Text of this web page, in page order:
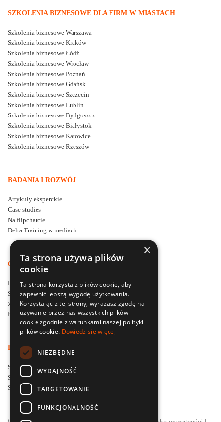
SZKOLENIA BIZNESOWE DLA FIRM W MIASTACH
Szkolenia biznesowe Warszawa
Szkolenia biznesowe Kraków
Szkolenia biznesowe Łódź
Szkolenia biznesowe Wrocław
Szkolenia biznesowe Poznań
Szkolenia biznesowe Gdańsk
Szkolenia biznesowe Szczecin
Szkolenia biznesowe Lublin
Szkolenia biznesowe Bydgoszcz
Szkolenia biznesowe Białystok
Szkolenia biznesowe Katowice
Szkolenia biznesowe Rzeszów
BADANIA I ROZWÓJ
Artykuły eksperckie
Case studies
Na flipcharcie
Delta Training w mediach
O DELTA TRAINING
Firma szkoleniowa Delta Training
Styl i filozofia prowadzenia szkoleń
Zapytaj o ofertę szkoleniową
Kontakt
LOKALNE SPECJALIZACJE SZKOLENIOWE
Szkolenia menedżerskie dla firm w Poznaniu
Szkolenia sprzedażowe dla firm we Wrocławiu
Szkolenia sprzedażowe dla firm w Łodzi
×
Ta strona używa plików
cookie
Ta strona korzysta z plików cookie, aby
zapewnić lepszą wygodę użytkowania.
Korzystając z tej strony, wyrażasz zgodę na
używanie przez nas wszystkich plików
cookie zgodnie z warunkami naszej polityki
plików cookie. Dowiedz się więcej
NIEZBĘDNE
WYDAJNOŚĆ
TARGETOWANIE
FUNKCJONALNOŚĆ